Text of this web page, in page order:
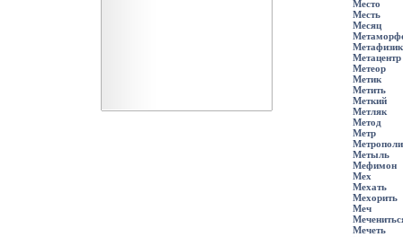
Место
Месть
Месяц
Метацентр
Метеор
Метик
Метить
Меткий
Метляк
Метод
Метр
Метыль
Мефимон
Мех
Мехать
Мехорить
Меч
Мечеть